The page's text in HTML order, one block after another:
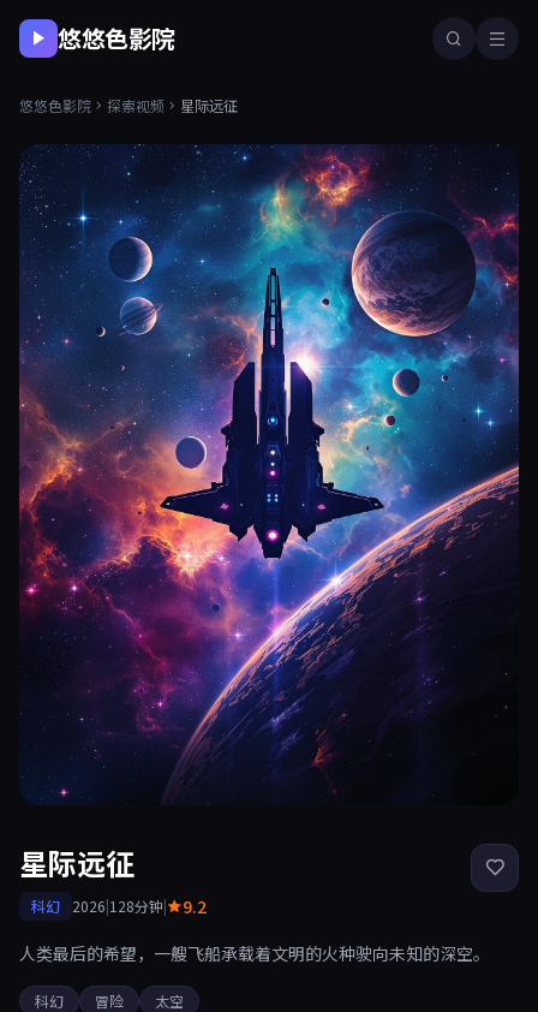
悠悠色影院
悠悠色影院 探索视频 星际远征
星际远征
科幻 2026|128分钟|
9.2
人类最后的希望，一艘飞船承载着文明的火种驶向未知的深空。
科幻 冒险 太空